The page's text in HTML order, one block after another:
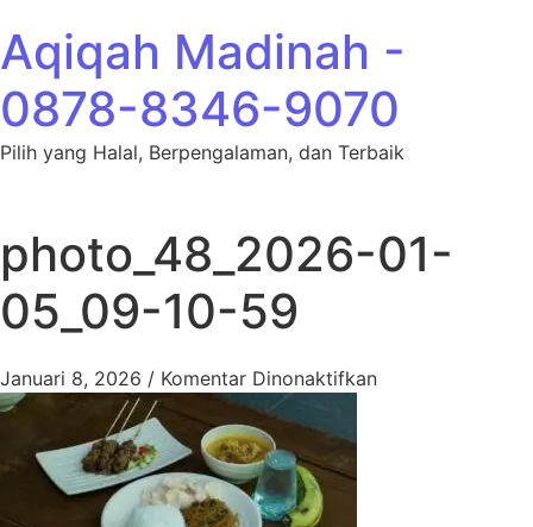
Aqiqah Madinah -
0878-8346-9070
Pilih yang Halal, Berpengalaman, dan Terbaik
photo_48_2026-01-
05_09-10-59
Januari 8, 2026 / Komentar Dinonaktifkanpada